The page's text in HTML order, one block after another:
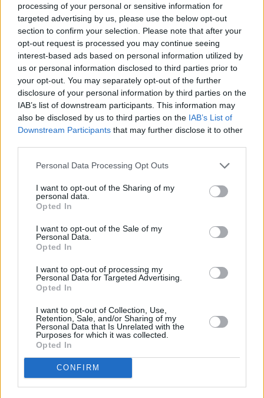
processing of your personal or sensitive information for
targeted advertising by us, please use the below opt-out
section to confirm your selection. Please note that after your
opt-out request is processed you may continue seeing
interest-based ads based on personal information utilized by
us or personal information disclosed to third parties prior to
your opt-out. You may separately opt-out of the further
disclosure of your personal information by third parties on the
IAB’s list of downstream participants. This information may
also be disclosed by us to third parties on the IAB’s List of
Downstream Participants that may further disclose it to other
Personal Data Processing Opt Outs
I want to opt-out of the Sharing of my
personal data.
Opted In
I want to opt-out of the Sale of my
Personal Data.
Opted In
I want to opt-out of processing my
Personal Data for Targeted Advertising.
Opted In
I want to opt-out of Collection, Use,
Retention, Sale, and/or Sharing of my
Personal Data that Is Unrelated with the
Purposes for which it was collected.
Opted In
CONFIRM
ΒΡΕΤΑΝΙΑ
Σαββατοκύριακο και μεθυσμένα ερωτοτροπούν,
αυτό που φαίνεται ως ένα αμήχανο παραστράτημα
στην ακράδαντα ετερόφυλη Τζέσι είναι στην
πραγματικότητα μια απίστευτη προδοσία για την
Επιδεικνύοντας μια πανίσχυρη ερμηνεία από την
Έιπριλ Κέλεϊ (επίσης συγγραφέα και παραγωγού της
ταινίας), το "Treacle" είναι μια σπάνια εξερεύνηση
της bi ταυτότητας, και ένα ακόμη πιο σπάνιο
πορτραίτο του πώς η διαγραφή των bi μπορεί να
προκύψει ακόμη και μέσα στις πιο στενές φιλίες.
ANEMONE, του Αμρού Αλ-Καντί (2018, 18')